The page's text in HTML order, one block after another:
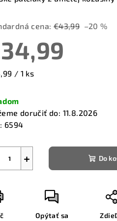
cena: €43,99 –20 %
/ 1 ks
doručiť do: 11.8.2026
6594
+ Do
Opýtať sa